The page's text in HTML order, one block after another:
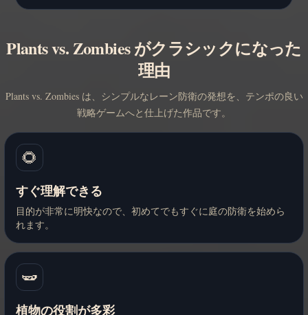
Plants vs. Zombies がクラシックになった
理由
Plants vs. Zombies は、シンプルなレーン防衛の発想を、テンポの良い
戦略ゲームへと仕上げた作品です。
🌻
すぐ理解できる
目的が非常に明快なので、初めてでもすぐに庭の防衛を始めら
れます。
🫛
植物の役割が多彩